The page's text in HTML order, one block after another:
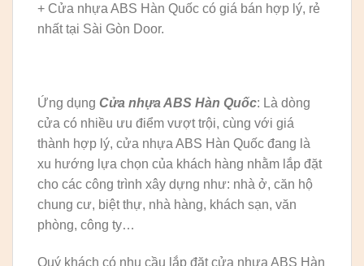
+ Cửa nhựa ABS Hàn Quốc có giá bán hợp lý, rẻ
nhất tại Sài Gòn Door.
Ứng dụng Cửa nhựa ABS Hàn Quốc: Là dòng
cửa có nhiều ưu điểm vượt trội, cùng với giá
thành hợp lý, cửa nhựa ABS Hàn Quốc đang là
xu hướng lựa chọn của khách hàng nhằm lắp đặt
cho các công trình xây dựng như: nhà ở, căn hộ
chung cư, biệt thự, nhà hàng, khách sạn, văn
phòng, công ty…
Quý khách có nhu cầu lắp đặt cửa nhựa ABS Hàn